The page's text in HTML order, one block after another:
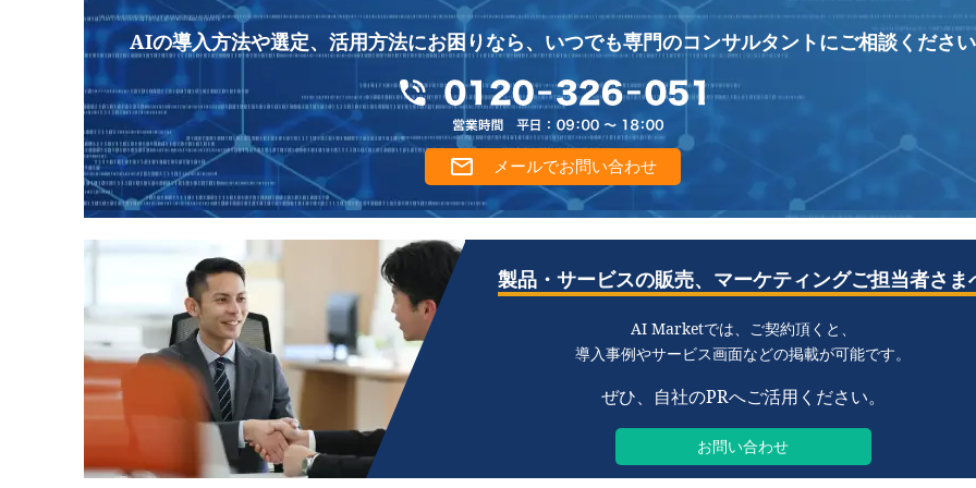
AIの導入方法や選定、活用方法にお困りなら、 いつでも専門のコンサルタントにご相談ください
メールでお問い合わせ
製品・サービスの販売、 マーケティングご担当者さま
AI Marketでは、ご契約頂くと、
導入事例やサービス画面などの掲載が可能です。
ぜひ、自社のPRへご活用ください。
お問い合わせ